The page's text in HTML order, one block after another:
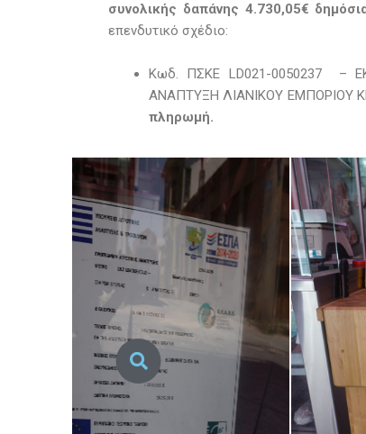
συνολικής δαπάνης 4.730,05€
επενδυτικό σχέδιο:
Κωδ. ΠΣΚΕ LD021-0050237 –
ΑΝΑΠΤΥΞΗ ΛΙΑΝΙΚΟΥ ΕΜΠΟΡΙΟΥ
πληρωμή.